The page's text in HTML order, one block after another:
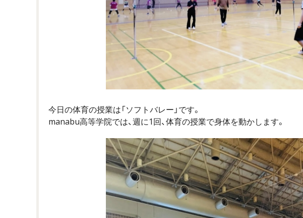
今日の体育の授業は「ソフトバレー」です。
manabu高等学院では、週に1回、体育の授業で身体を動かします。